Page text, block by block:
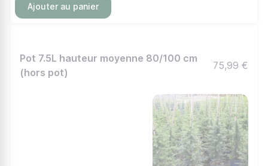
Ajouter au panier
Pot 7.5L hauteur moyenne 80/100 cm
(hors pot)
75,99 €